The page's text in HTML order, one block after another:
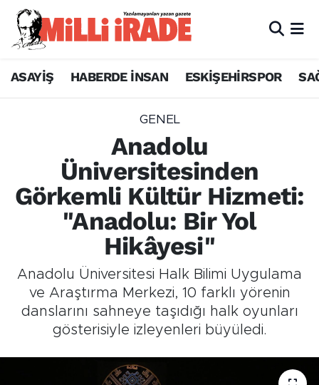
ASAYİŞ HABERDE İNSAN ESKİŞEHİRSPOR
GENEL
Anadolu
Üniversitesinden
Görkemli Kültür Hizmeti:
"Anadolu: Bir Yol
Hikâyesi"
Anadolu Üniversitesi Halk Bilimi Uygulama
ve Araştırma Merkezi, 10 farklı yörenin
danslarını sahneye taşıdığı halk oyunları
gösterisiyle izleyenleri büyüledi.